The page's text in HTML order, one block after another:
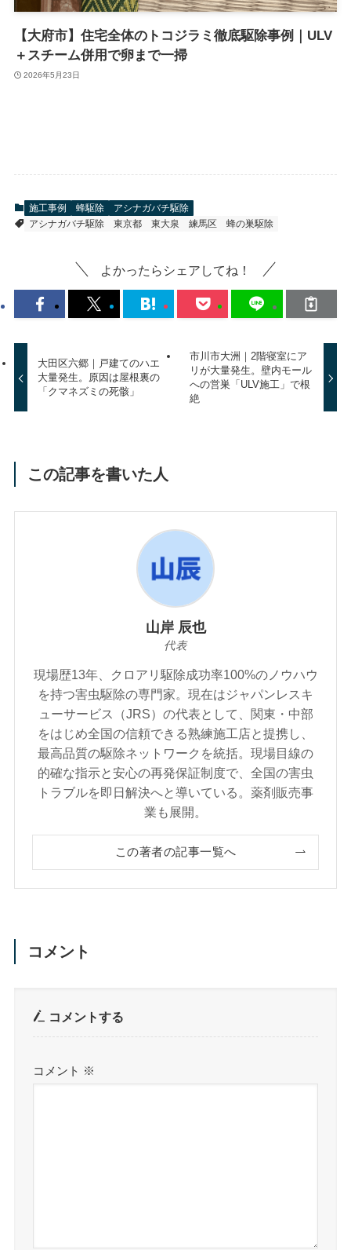
【大府市】住宅全体のトコジラミ徹底駆除事例｜ULV
＋スチーム併用で卵まで一掃
2026年5月23日
施工事例 蜂駆除
アシナガバチ駆除
アシナガバチ駆除
東京都 東大泉 練馬区 蜂の巣駆除
よかったらシェアしてね！
大田区六郷｜戸建てのハエ
大量発生。原因は屋根裏の
「クマネズミの死骸」
市川市大洲｜2階寝室にア
リが大量発生。壁内モール
への営巣「ULV施工」で根
絶
この記事を書いた人
山岸 辰也
代表
現場歴13年、クロアリ駆除成功率100%のノウハウ
を持つ害虫駆除の専門家。現在はジャパンレスキ
ューサービス（JRS）の代表として、関東・中部
をはじめ全国の信頼できる熟練施工店と提携し、
最高品質の駆除ネットワークを統括。現場目線の
的確な指示と安心の再発保証制度で、全国の害虫
トラブルを即日解決へと導いている。薬剤販売事
業も展開。
この著者の記事一覧へ
コメント
コメントする
コメント ※